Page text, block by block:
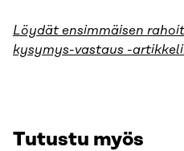
Löydät ensimmäisen
kysymys-vastaus -
Tutustu myös